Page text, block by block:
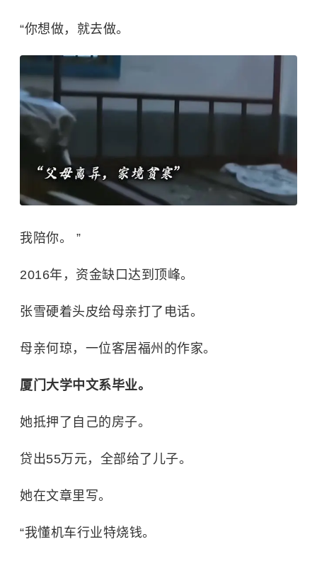
“你想做，就去做。
我陪你。 ”
2016年，资金缺口达到顶峰。
张雪硬着头皮给母亲打了电话。
母亲何琼，一位客居福州的作家。
厦门大学中文系毕业。
她抵押了自己的房子。
贷出55万元，全部给了儿子。
她在文章里写。
“我懂机车行业特烧钱。